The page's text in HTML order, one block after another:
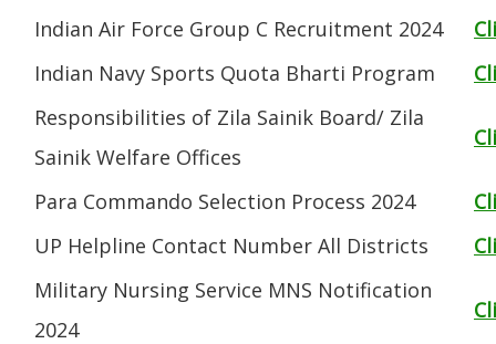
Indian Air Force Group C Recruitment 2024
Indian Navy Sports Quota Bharti Program
Responsibilities of Zila Sainik Board/ Zila
Sainik Welfare Offices
Para Commando Selection Process 2024
UP Helpline Contact Number All Districts
Military Nursing Service MNS Notification
2024